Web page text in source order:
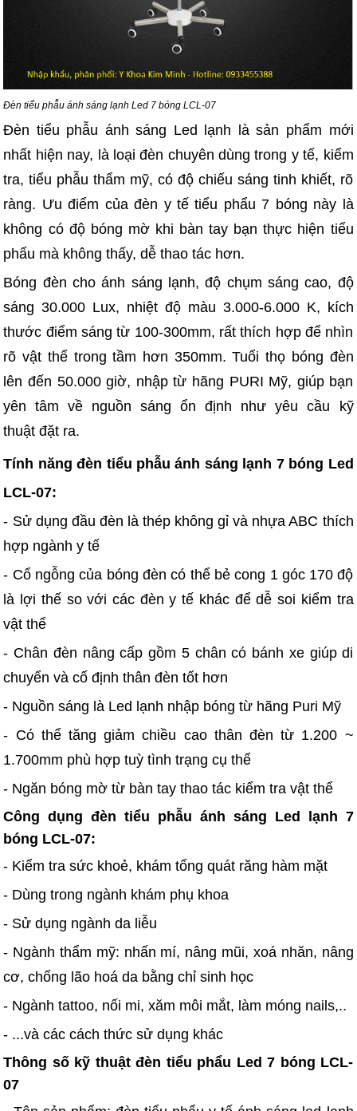
Đèn tiểu phẫu ánh sáng lạnh Led 7 bóng LCL-07
Đèn tiểu phẫu ánh sáng Led lạnh là sản phẩm mới
nhất hiện nay, là loại đèn chuyên dùng trong y tế, kiểm
tra, tiểu phẫu thẩm mỹ, có độ chiếu sáng tinh khiết, rõ
ràng. Ưu điểm của đèn y tế tiểu phẩu 7 bóng này là
không có độ bóng mờ khi bàn tay bạn thực hiện tiểu
phẩu mà không thấy, dễ thao tác hơn.
Bóng đèn cho ánh sáng lạnh, độ chụm sáng cao, độ
sáng 30.000 Lux, nhiệt độ màu 3.000-6.000 K, kích
thước điểm sáng từ 100-300mm, rất thích hợp để nhìn
rõ vật thể trong tầm hơn 350mm. Tuổi thọ bóng đèn
lên đến 50.000 giờ, nhập từ hãng PURI Mỹ, giúp bạn
yên tâm về nguồn sáng ổn định như yêu cầu kỹ
thuật đặt ra.
Tính năng đèn tiểu phẫu ánh sáng lạnh 7 bóng Led
LCL-07:
- Sử dụng đầu đèn là thép không gỉ và nhựa ABC thích
hợp ngành y tế
- Cổ ngỗng của bóng đèn có thể bẻ cong 1 góc 170 độ
là lợi thế so với các đèn y tế khác để dễ soi kiểm tra
vật thể
- Chân đèn nâng cấp gồm 5 chân có bánh xe giúp di
chuyển và cố định thân đèn tốt hơn
- Nguồn sáng là Led lạnh nhập bóng từ hãng Puri Mỹ
- Có thể tăng giảm chiều cao thân đèn từ 1.200 ~
1.700mm phù hợp tuỳ tình trạng cụ thể
- Ngăn bóng mờ từ bàn tay thao tác kiểm tra vật thể
Công dụng đèn tiểu phẫu ánh sáng Led lạnh 7
bóng LCL-07:
- Kiểm tra sức khoẻ, khám tổng quát răng hàm mặt
- Dùng trong ngành khám phụ khoa
- Sử dụng ngành da liễu
- Ngành thẩm mỹ: nhấn mí, nâng mũi, xoá nhăn, nâng
cơ, chống lão hoá da bằng chỉ sinh học
- Ngành tattoo, nối mi, xăm môi mắt, làm móng nails,..
- ...và các cách thức sử dụng khác
Thông số kỹ thuật đèn tiểu phẩu Led 7 bóng LCL-
07